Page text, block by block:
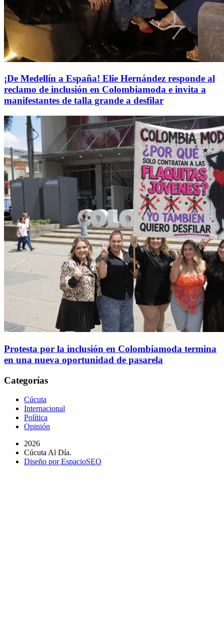
¡De Medellín a España! Elie Hernández responde al
reclamo de inclusión en Colombiamoda e invita a
manifestantes de talla grande a desfilar
Protesta por la inclusión en Colombiamoda termina
en una nueva oportunidad de pasarela
Categorías
Cúcuta
Internacional
Política
Opinión
2026
Cúcuta Al Día.
Diseño por EspacioSEO